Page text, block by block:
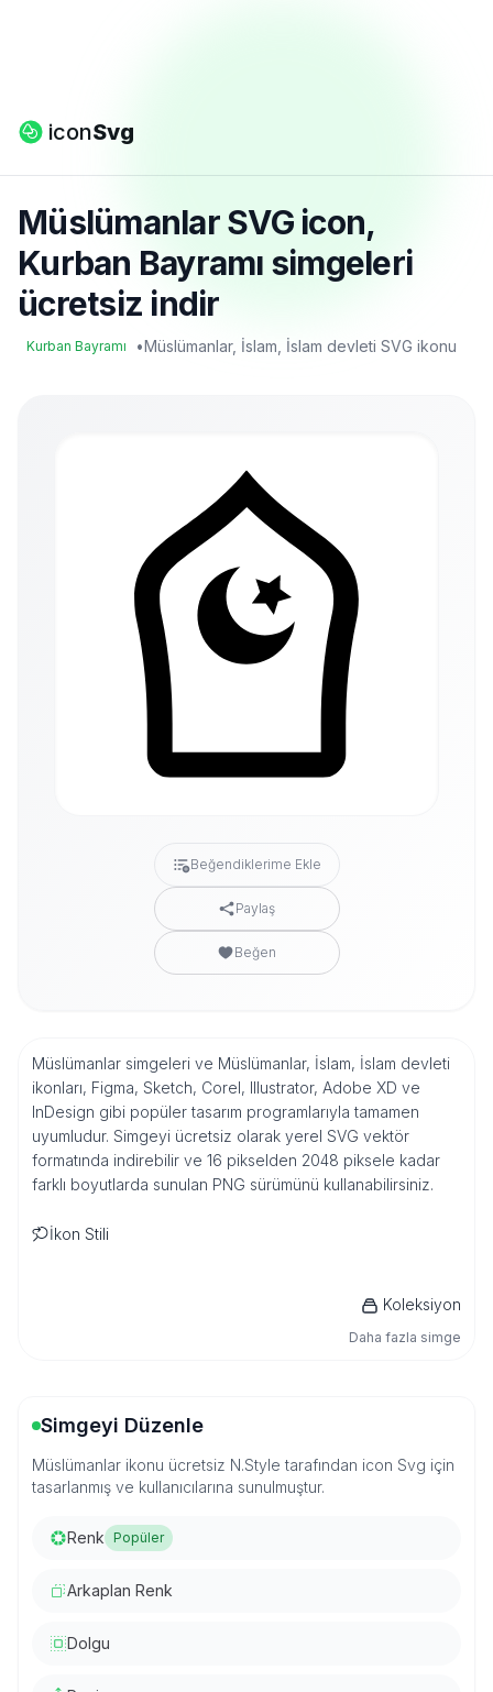
iconSvg
Müslümanlar SVG icon,
Kurban Bayramı simgeleri
ücretsiz indir
Kurban Bayramı •Müslümanlar, İslam, İslam devleti SVG ikonu
Beğendiklerime Ekle
Paylaş
Beğen
Müslümanlar simgeleri ve Müslümanlar, İslam, İslam devleti
ikonları, Figma, Sketch, Corel, Illustrator, Adobe XD ve
InDesign gibi popüler tasarım programlarıyla tamamen
uyumludur. Simgeyi ücretsiz olarak yerel SVG vektör
formatında indirebilir ve 16 pikselden 2048 piksele kadar
farklı boyutlarda sunulan PNG sürümünü kullanabilirsiniz.
İkon Stili
Koleksiyon
Daha fazla simge
Simgeyi Düzenle
Müslümanlar ikonu ücretsiz N.Style tarafından icon Svg için
tasarlanmış ve kullanıcılarına sunulmuştur.
Renk Popüler
Arkaplan Renk
Dolgu